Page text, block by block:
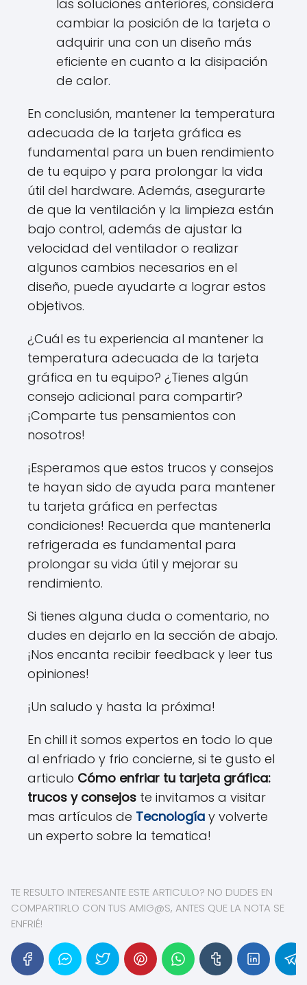
las soluciones anteriores, considera
cambiar la posición de la tarjeta o
adquirir una con un diseño más
eficiente en cuanto a la disipación
de calor.
En conclusión, mantener la temperatura
adecuada de la tarjeta gráfica es
fundamental para un buen rendimiento
de tu equipo y para prolongar la vida
útil del hardware. Además, asegurarte
de que la ventilación y la limpieza están
bajo control, además de ajustar la
velocidad del ventilador o realizar
algunos cambios necesarios en el
diseño, puede ayudarte a lograr estos
objetivos.
¿Cuál es tu experiencia al mantener la
temperatura adecuada de la tarjeta
gráfica en tu equipo? ¿Tienes algún
consejo adicional para compartir?
¡Comparte tus pensamientos con
nosotros!
¡Esperamos que estos trucos y consejos
te hayan sido de ayuda para mantener
tu tarjeta gráfica en perfectas
condiciones! Recuerda que mantenerla
refrigerada es fundamental para
prolongar su vida útil y mejorar su
rendimiento.
Si tienes alguna duda o comentario, no
dudes en dejarlo en la sección de abajo.
¡Nos encanta recibir feedback y leer tus
opiniones!
¡Un saludo y hasta la próxima!
En chill it somos expertos en todo lo que
al enfriado y frio concierne, si te gusto el
articulo Cómo enfriar tu tarjeta gráfica:
trucos y consejos te invitamos a visitar
mas artículos de Tecnología y volverte
un experto sobre la tematica!
TE RESULTO INTERESANTE ESTE ARTICULO? NO DUDES EN
COMPARTIRLO CON TUS AMIG@S, ANTES QUE LA NOTA SE
ENFRIÉ!